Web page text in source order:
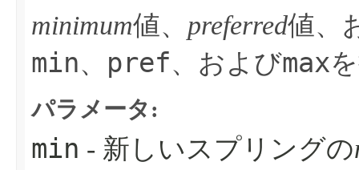
minimum値、 preferred値、
min、 pref、およびmax
パラメータ:
min - 新しいスプリングの